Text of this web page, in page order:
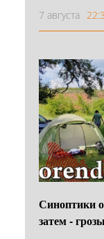
7 августа
Синоптики
затем -